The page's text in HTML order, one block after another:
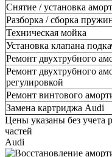
Снятие / установка
Разборка / сборка
Техническая мойка
Установка клапана
Ремонт двухтрубного
Ремонт двухтрубного
регулировкой
Ремонт винтового
Замена картриджа Audi
Цены указаны без учета
частей
Audi